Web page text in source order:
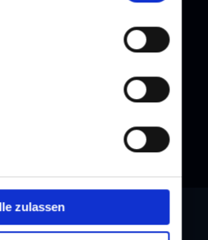
zulassen
and stay up to date!